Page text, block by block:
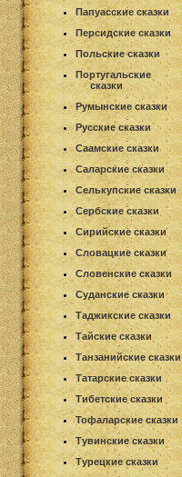
Папуасские сказки
Персидские сказки
Польские сказки
Португальские
сказки
Румынские сказки
Русские сказки
Саамские сказки
Саларские сказки
Селькупские сказки
Сербские сказки
Сирийские сказки
Словацкие сказки
Словенские сказки
Суданские сказки
Таджикские сказки
Тайские сказки
Танзанийские сказки
Татарские сказки
Тибетские сказки
Тофаларские сказки
Тувинские сказки
Турецкие сказки